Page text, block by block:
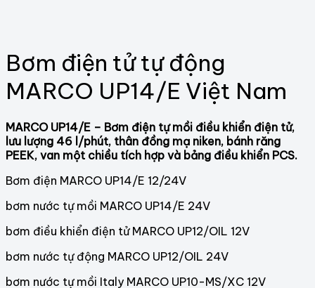
Bơm điện tử tự động
MARCO UP14/E Việt Nam
MARCO UP14/E – Bơm điện tự mồi điều khiển điện tử,
lưu lượng 46 l/phút, thân đồng mạ niken, bánh răng
PEEK, van một chiều tích hợp và bảng điều khiển PCS.
Bơm điện MARCO UP14/E 12/24V
bơm nước tự mồi MARCO UP14/E 24V
bơm điều khiển điện tử MARCO UP12/OIL 12V
bơm nước tự động MARCO UP12/OIL 24V
bơm nước tự mồi Italy MARCO UP10-MS/XC 12V